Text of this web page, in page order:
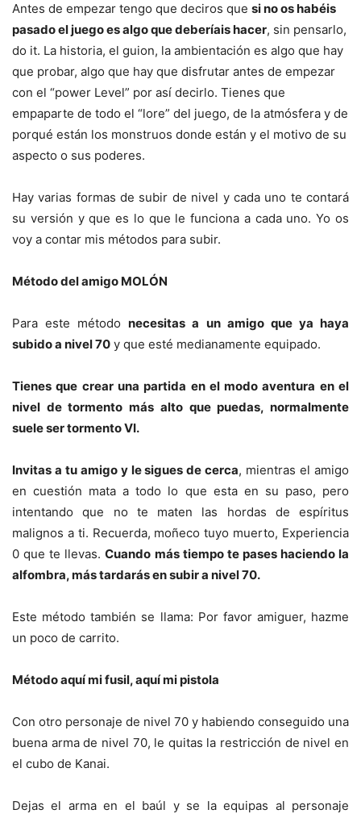
Antes de empezar tengo que deciros que si no os habéis
pasado el juego es algo que deberíais hacer, sin pensarlo,
do it. La historia, el guion, la ambientación es algo que hay
que probar, algo que hay que disfrutar antes de empezar
con el “power Level” por así decirlo. Tienes que
empaparte de todo el “lore” del juego, de la atmósfera y de
porqué están los monstruos donde están y el motivo de su
aspecto o sus poderes.
Hay varias formas de subir de nivel y cada uno te contará
su versión y que es lo que le funciona a cada uno. Yo os
voy a contar mis métodos para subir.
Método del amigo MOLÓN
Para este métodonecesitas a un amigo que ya haya
subido a nivel 70 y que esté medianamente equipado.
Tienes que crear una partida en el modo aventura en el
nivel de tormento más alto que puedas, normalmente
suele ser tormento VI.
Invitas a tu amigo y le sigues de cerca, mientras el amigo
en cuestión mata a todo lo que esta en su paso, pero
intentando que no te maten las hordas de espíritus
malignos a ti. Recuerda, moñeco tuyo muerto, Experiencia
0 que te llevas.Cuando más tiempo te pases haciendo la
alfombra, más tardarás en subir a nivel 70.
Este método también se llama: Por favor amiguer, hazme
un poco de carrito.
Método aquí mi fusil, aquí mi pistola
Con otro personaje de nivel 70 y habiendo conseguido una
buena arma de nivel 70, le quitas la restricción de nivel en
el cubo de Kanai.
Dejas el arma en el baúl y se la equipas al personaje